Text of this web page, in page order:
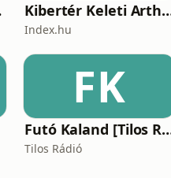
Kibertér
Index.hu
FK
Futó Kaland
Tilos Rádió